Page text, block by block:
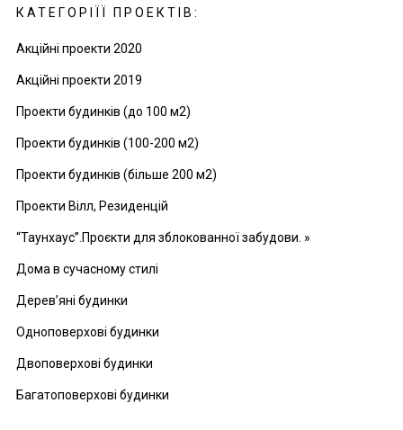
КАТЕГОРІЇЇ ПРОЕКТІВ:
Акційні проекти 2020
Акційні проекти 2019
Проекти будинків (до 100 м2)
Проекти будинків (100-200 м2)
Проекти будинків (більше 200 м2)
Проекти Вілл, Резиденцій
“Таунхаус”.Проєкти для зблокованної забудови. »
Дома в сучасному стилі
Дерев’яні будинки
Одноповерхові будинки
Двоповерхові будинки
Багатоповерхові будинки